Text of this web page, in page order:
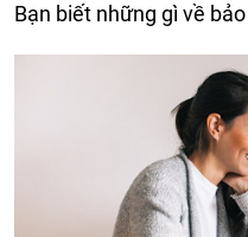
Bạn biết những gì về